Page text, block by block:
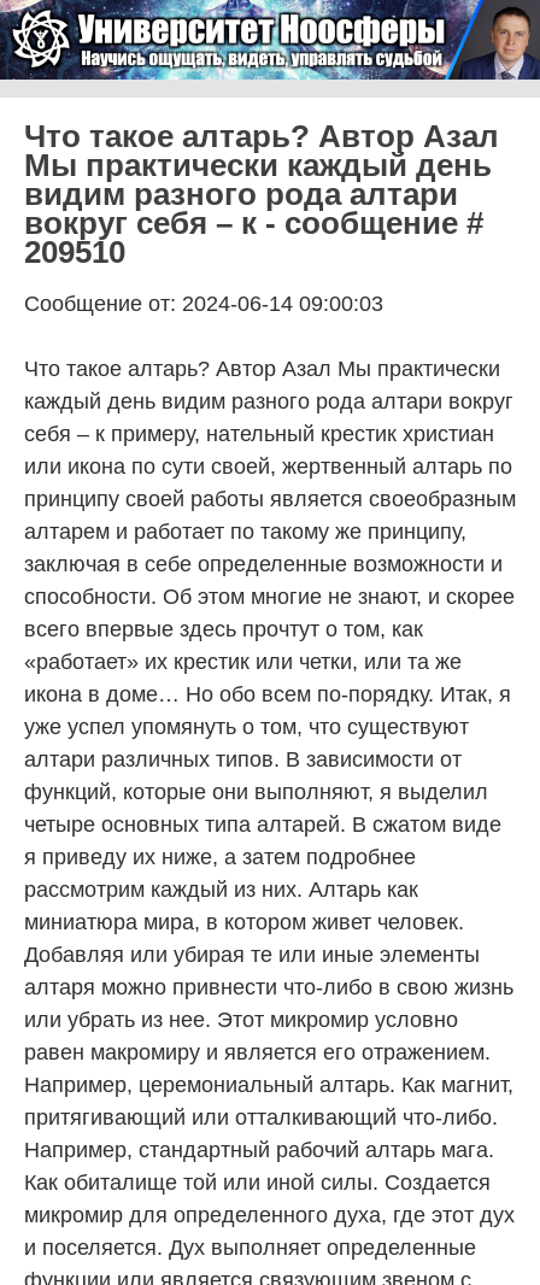
Университет Ноосферы
Что такое алтарь? Автор Азал
Мы практически каждый день
видим разного рода алтари
вокруг себя – к - сообщение #
209510
Сообщение от: 2024-06-14 09:00:03
Что такое алтарь? Автор Азал Мы практически
каждый день видим разного рода алтари вокруг
себя – к примеру, нательный крестик христиан
или икона по сути своей, жертвенный алтарь по
принципу своей работы является своеобразным
алтарем и работает по такому же принципу,
заключая в себе определенные возможности и
способности. Об этом многие не знают, и скорее
всего впервые здесь прочтут о том, как
«работает» их крестик или четки, или та же
икона в доме… Но обо всем по-порядку. Итак, я
уже успел упомянуть о том, что существуют
алтари различных типов. В зависимости от
функций, которые они выполняют, я выделил
четыре основных типа алтарей. В сжатом виде
я приведу их ниже, а затем подробнее
рассмотрим каждый из них. Алтарь как
миниатюра мира, в котором живет человек.
Добавляя или убирая те или иные элементы
алтаря можно привнести что-либо в свою жизнь
или убрать из нее. Этот микромир условно
равен макромиру и является его отражением.
Например, церемониальный алтарь. Как магнит,
притягивающий или отталкивающий что-либо.
Например, стандартный рабочий алтарь мага.
Как обиталище той или иной силы. Создается
микромир для определенного духа, где этот дух
и поселяется. Дух выполняет определенные
функции или является связующим звеном с